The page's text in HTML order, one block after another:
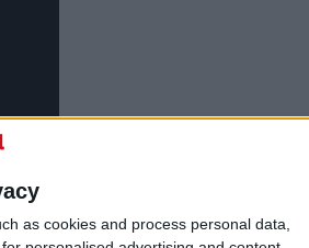
as cookies and process personal data,